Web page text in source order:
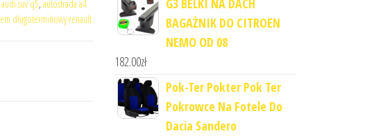
audi suv q5, autostrada a4
długoterminowy renault
G3 BELKI NA DACH
BAGAŻNIK DO CITROEN
NEMO OD 08
182.00zł
Pok-Ter Pokter Pok Ter
Pokrowce Na Fotele Do
Dacia Sandero